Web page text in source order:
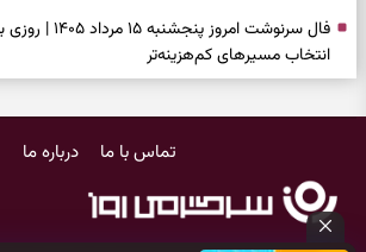
فال سرنوشت
انتخاب مسیرهای کم‌هزینه‌تر
بازسازی اعتماد و انتخاب‌های کم‌ریسک
تماس با ما درباره ما